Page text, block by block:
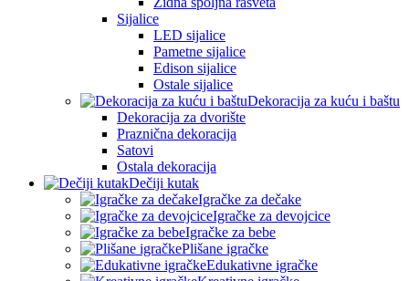
Sijalice
LED sijalice
Pametne sijalice
Edison sijalice
Ostale sijalice
Dekoracija za kuću i baštu
Dekoracija za dvorište
Praznična dekoracija
Satovi
Ostala dekoracija
Dečiji kutak
Igračke za dečake
Igračke za devojcice
Igračke za bebe
Plišane igračke
Edukativne igračke